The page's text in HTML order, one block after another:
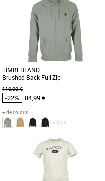
Vêtements pas cher et Promos
Ce sweat à capuche composé à 85 %
de coton mélangé vous protègera du
froid lors de vos randonnées [...]
TIMBERLAND
Brushed Back Full Zip
110,00 €
-22% 84,99 €
+ de coloris
& plus
Vêtements pas cher et Promos
Idéal pour l'automne et l'hiver, ce sweat
à capuche en polaire pour homme est